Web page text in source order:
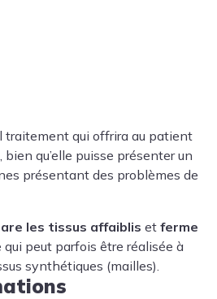
traitement qui offrira au patient
qu’elle puisse présenter un
présentant des problèmes de
les tissus affaiblis et ferme
qui peut parfois être réalisée à
synthétiques (mailles).